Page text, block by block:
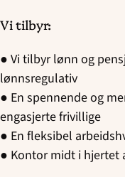
Vi tilbyr:
● Vi tilbyr lønn og
lønnsregulativ
● En spennende og
engasjerte frivillige
● En fleksibel
● Kontor midt i hjertet